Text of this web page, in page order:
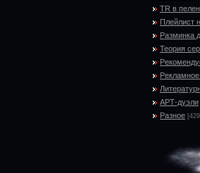
TR в
Плейлист
Разминка
Теория
Рекламное
АРТ-дуэли
Разное